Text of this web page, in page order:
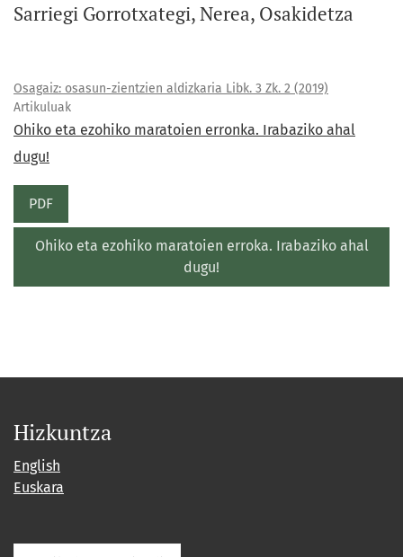
Sarriegi Gorrotxategi, Nerea, Osakidetza
Osagaiz: osasun-zientzien aldizkaria Libk. 3 Zk. 2 (2019)
Artikuluak
Ohiko eta ezohiko maratoien erronka. Irabaziko ahal
dugu!
PDF
Ohiko eta ezohiko maratoien erroka. Irabaziko ahal
dugu!
Hizkuntza
English
Euskara